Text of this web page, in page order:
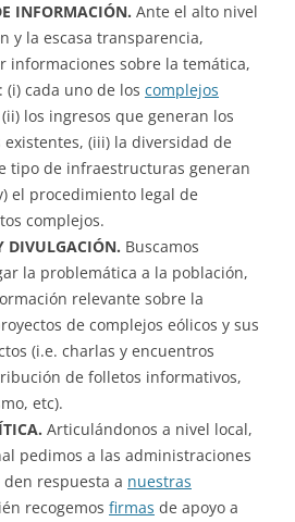
INFORMACIÓN. Ante el alto nivel
y la escasa transparencia,
informaciones sobre la temática,
cada uno de los complejos
(ii) los ingresos que generan los
existentes, (iii) la diversidad de
tipo de infraestructuras generan
el procedimiento legal de
complejos.
DIVULGACIÓN. Buscamos
la problemática a la población,
relevante sobre la
de complejos eólicos y sus
(i.e. charlas y encuentros
de folletos informativos,
etc).
Articulándonos a nivel local,
pedimos a las administraciones
respuesta a nuestras
recogemos firmas de apoyo a